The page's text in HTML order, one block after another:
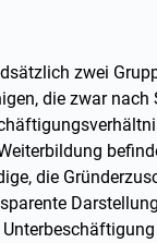
zwei
die zwar
die